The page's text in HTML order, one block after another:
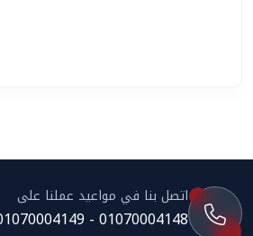
اتصل بنا في مواعيد عملنا على
01070004148 - 01070004149